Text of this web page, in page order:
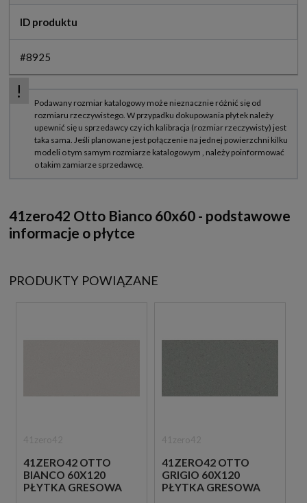
ID produktu
#8925
41zero42 Otto Bianco 60x60 - podstawowe
informacje o płytce
PRODUKTY POWIĄZANE
41ZERO42 OTTO
BIANCO 60X120
PŁYTKA GRESOWA
41ZERO42 OTTO
GRIGIO 60X120
PŁYTKA GRESOWA